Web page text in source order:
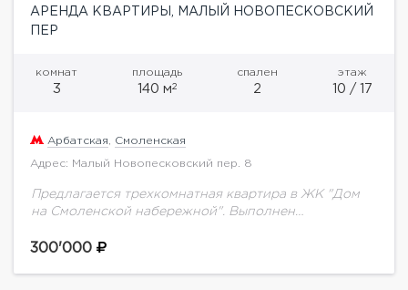
АРЕНДА КВАРТИРЫ, МАЛЫЙ НОВОПЕСКОВСКИЙ
ПЕР
комнат
3
площадь
140 м2
спален
2
этаж
10 / 17
Арбатская, Смоленская
Адрес: Малый Новопесковский пер. 8
Предлагается трехкомнатная квартира в ЖК "Дом
на Смоленской набережной". Выполнен
экологически чистых материалов. Встроенная кухня
300'000